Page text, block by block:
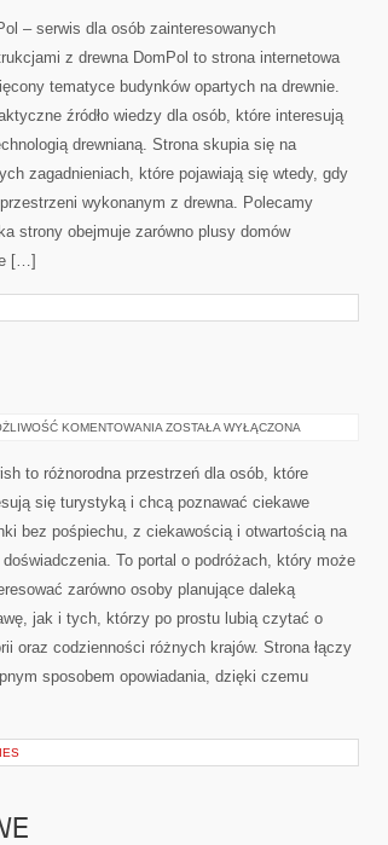
– serwis dla osób zainteresowanych
z drewna DomPol to strona internetowa
tematyce budynków opartych na drewnie.
źródło wiedzy dla osób, które interesują
drewnianą. Strona skupia się na
zagadnieniach, które pojawiają się wtedy, gdy
wykonanym z drewna. Polecamy
strony obejmuje zarówno plusy domów
[…]
KOMENTOWANIA GRECJA
ZOSTAŁA WYŁĄCZONA
to różnorodna przestrzeń dla osób, które
się turystyką i chcą poznawać ciekawe
bez pośpiechu, z ciekawością i otwartością na
doświadczenia. To portal o podróżach, który może
zarówno osoby planujące daleką
jak i tych, którzy po prostu lubią czytać o
oraz codzienności różnych krajów. Strona łączy
sposobem opowiadania, dzięki czemu